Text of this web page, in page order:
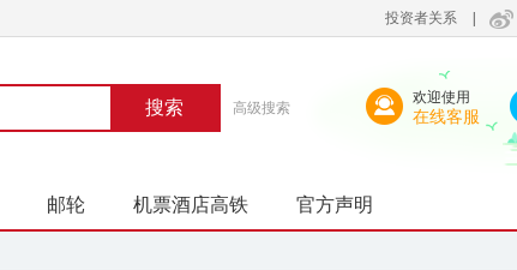
投资者关系
搜索 高级搜索
欢迎使用
在线客服
邮轮 机票酒店高铁 官方声明